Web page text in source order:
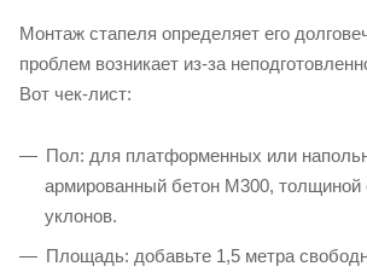
Монтаж стапеля определяет его
проблем возникает из-за
Вот чек-лист:
Пол: для платформенных или
армированный бетон М300, толщиной
уклонов.
Площадь: добавьте 1,5 метра